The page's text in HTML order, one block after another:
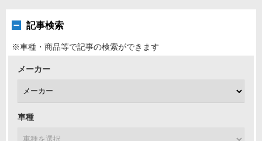
記事検索
※車種・商品等で記事の検索ができます
メーカー
車種